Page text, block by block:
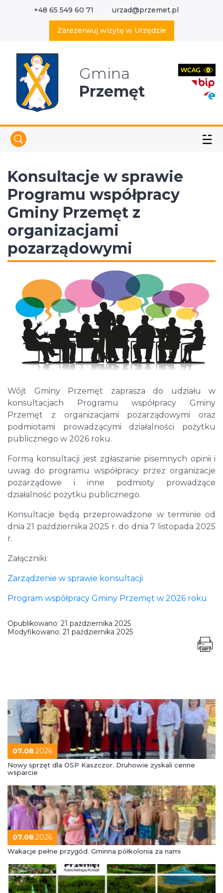
+48 65 549 60 71 urzad@przemet.pl
Zarezerwuj wizytę w Urzędzie
Gmina
Przemęt
☱
Konsultacje w sprawie
Programu współpracy
Gminy Przemęt z
organizacjami
pozarządowymi
Wójt Gminy Przemęt zaprasza do udziału w
konsultacjach Programu współpracy Gminy
Przemęt z organizacjami pozarządowymi oraz
podmiotami prowadzącymi działalności pożytku
publicznego w 2026 roku.
Formą konsultacji jest zgłaszanie pisemnych opinii i
uwag do programu współpracy przez organizacje
pozarządowe i inne podmioty prowadzące
działalność pożytku publicznego.
Konsultacje będą przeprowadzone w terminie od
dnia 21 października 2025 r. do dnia 7 listopada 2025
r.
Załączniki:
Zarządzenie w sprawie konsultacji
Program współpracy Gminy Przemęt w 2026 roku
Opublikowano: 21 października 2025
Modyfikowano: 21 października 2025
07.08.2026
Nowy sprzęt dla OSP Kaszczor. Druhowie zyskali cenne
wsparcie
07.08.2026
Wakacje pełne przygód. Gminna półkolonia za nami
Wyszukaj w serwisie